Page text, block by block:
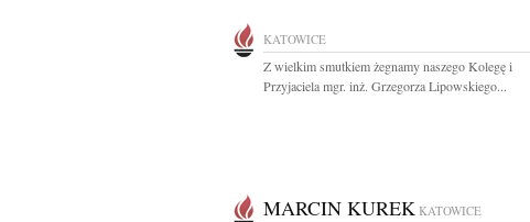
KATOWICE
Z wielkim smutkiem żegnamy naszego Kolegę i
Przyjaciela mgr. inż. Grzegorza Lipowskiego...
MARCIN KUREK KATOWICE